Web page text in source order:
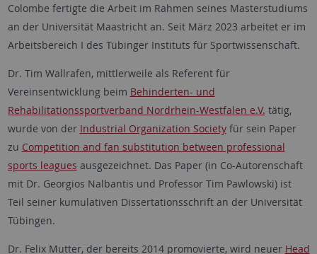
Colombe fertigte die Arbeit im Rahmen seines Masterstudiums
an der Universität Maastricht an. Seit März 2023 arbeitet er im
Arbeitsbereich I des Tübinger Instituts für Sportwissenschaft.
Dr. Tim Wallrafen, mittlerweile als Referent für
Vereinsentwicklung beim Behinderten- und
Rehabilitationssportverband Nordrhein-Westfalen e.V. tätig,
wurde von der Industrial Organization Societyfür sein Paper
zu Competition and fan substitution between professional
sports leagues ausgezeichnet. Das Paper (in Co-Autorenschaft
mit Dr. Georgios Nalbantis und Professor Tim Pawlowski) ist
Teil seiner kumulativen Dissertationsschrift an der Universität
Tübingen.
Dr. Felix Mutter, der bereits 2014 promovierte, wird neuer Head